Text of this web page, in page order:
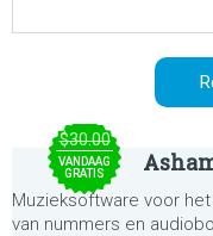
$30.00
VANDAAG
GRATIS
Muzieksoftware voor
van nummers en